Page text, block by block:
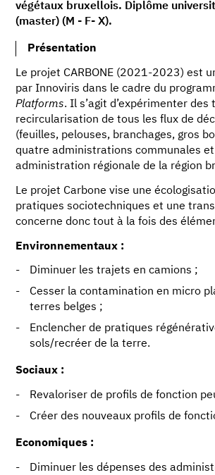
végétaux bruxellois. Diplôme
(master) (M - F- X).
Présentation
Le projet CARBONE (2021-2023) est
par Innoviris dans le cadre du
Platforms. Il s’agit d’expérimenter des
recircularisation de tous les flux de
(feuilles, pelouses, branchages, gros
quatre administrations communales et
administration régionale de la région
Le projet Carbone vise une
pratiques sociotechniques et une
concerne donc tout à la fois des
Environnementaux :
Diminuer les trajets en camions ;
Cesser la contamination en micro
terres belges ;
Enclencher de pratiques
sols/recréer de la terre.
Sociaux :
Revaloriser de profils de fonction
Créer des nouveaux profils de
Economiques :
Diminuer les dépenses des